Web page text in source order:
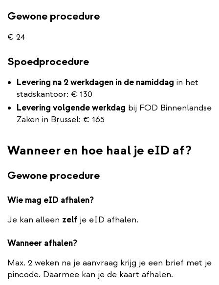
Gewone procedure
€ 24
Spoedprocedure
Levering na 2 werkdagen in de namiddag in het
stadskantoor: € 130
Levering volgende werkdag bij FOD Binnenlandse
Zaken in Brussel: € 165
Wanneer en hoe haal je eID af?
Gewone procedure
Wie mag eID afhalen?
Je kan alleen zelf je eID afhalen.
Wanneer afhalen?
Max. 2 weken na je aanvraag krijg je een brief met je
pincode. Daarmee kan je de kaart afhalen.